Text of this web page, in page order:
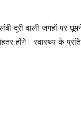
दूरी वाली जगहों पर
होंगे। स्वास्थ्य के